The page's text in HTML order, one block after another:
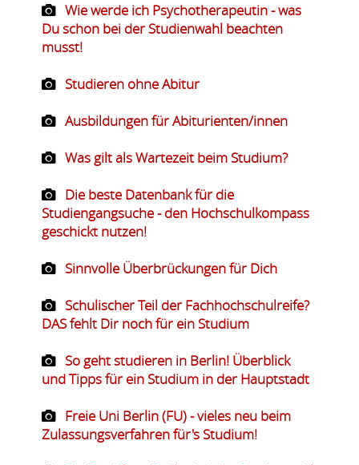
Wie werde ich Psychotherapeutin - was
Du schon bei der Studienwahl beachten
musst!
Studieren ohne Abitur
Ausbildungen für Abiturienten/innen
Was gilt als Wartezeit beim Studium?
Die beste Datenbank für die
Studiengangsuche - den Hochschulkompass
geschickt nutzen!
Sinnvolle Überbrückungen für Dich
Schulischer Teil der Fachhochschulreife?
DAS fehlt Dir noch für ein Studium
So geht studieren in Berlin! Überblick
und Tipps für ein Studium in der Hauptstadt
Freie Uni Berlin (FU) - vieles neu beim
Zulassungsverfahren für's Studium!